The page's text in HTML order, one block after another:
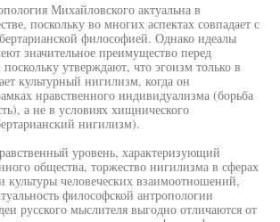
Михайловского актуальна в
поскольку во многих аспектах совпадает с
философией. Однако идеалы
значительное преимущество перед
утверждают, что эгоизм только в
культурный нигилизм, когда он
нравственного индивидуализма (борьба
а не в условиях хищнического
нигилизм).
уровень, характеризующий
общества, торжество нигилизма в сферах
культуры человеческих взаимоотношений,
философской антропологии
русского мыслителя выгодно отличаются от